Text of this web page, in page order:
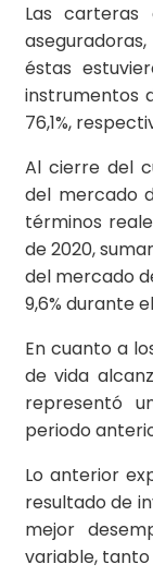
Las carteras
éstas
instrumentos
76,1%,
Al cierre del
del mercado
términos
de 2020,
del mercado
9,6% durante
En cuanto a
de vida
representó
periodo
Lo anterior
resultado de
mejor
variable,